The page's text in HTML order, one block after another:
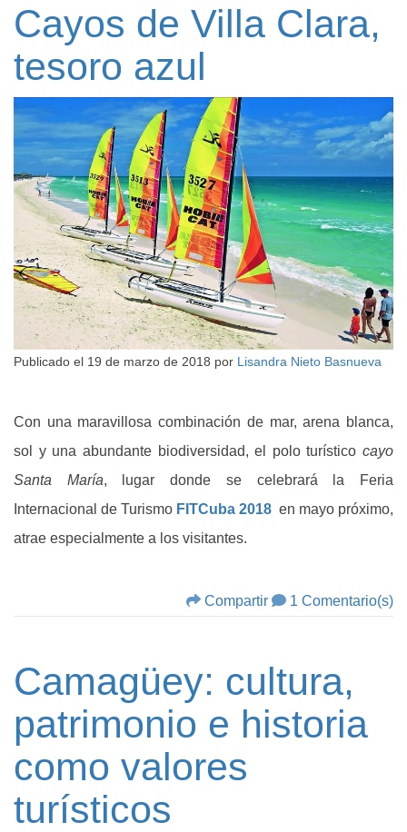
Cayos de Villa Clara,
tesoro azul
Publicado el 19 de marzo de 2018 por Lisandra Nieto Basnueva
Con una maravillosa combinación de mar, arena blanca,
sol y una abundante biodiversidad, el polo turístico cayo
Santa María, lugar donde se celebrará la Feria
Internacional de Turismo FITCuba 2018 en mayo próximo,
atrae especialmente a los visitantes.
Compartir 1 Comentario(s)
Camagüey: cultura,
patrimonio e historia
como valores
turísticos